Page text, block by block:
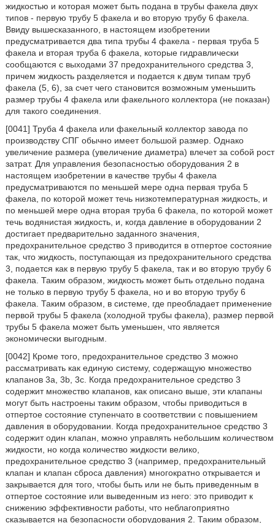
жидкостью и которая может быть подана в трубы факела двух
типов - первую трубу 5 факела и во вторую трубу 6 факела.
Ввиду вышесказанного, в настоящем изобретении
предусматривается два типа трубы 4 факела - первая труба 5
факела и вторая труба 6 факела, которые гидравлически
сообщаются с выходами 37 предохранительного средства 3,
причем жидкость разделяется и подается к двум типам труб
факела (5, 6), за счет чего становится возможным уменьшить
размер трубы 4 факела или факельного коллектора (не показан)
для такого соединения.
[0041] Труба 4 факела или факельный коллектор завода по
производству СПГ обычно имеет большой размер. Однако
увеличение размера (увеличение диаметра) влечет за собой рост
затрат. Для управления безопасностью оборудования 2 в
настоящем изобретении в качестве трубы 4 факела
предусматриваются по меньшей мере одна первая труба 5
факела, по которой может течь низкотемпературная жидкость, и
по меньшей мере одна вторая труба 6 факела, по которой может
течь водянистая жидкость, и, когда давление в оборудовании 2
достигает предварительно заданного значения,
предохранительное средство 3 приводится в отпертое состояние
так, что жидкость, поступающая из предохранительного средства
3, подается как в первую трубу 5 факела, так и во вторую трубу 6
факела. Таким образом, жидкость может быть отдельно подана
не только в первую трубу 5 факела, но и во вторую трубу 6
факела. Таким образом, в системе, где преобладает применение
первой трубы 5 факела (холодной трубы факела), размер первой
трубы 5 факела может быть уменьшен, что является
экономически выгодным.
[0042] Кроме того, предохранительное средство 3 можно
рассматривать как единую систему, содержащую множество
клапанов 3а, 3b, 3с. Когда предохранительное средство 3
содержит множество клапанов, как описано выше, эти клапаны
могут быть настроены таким образом, чтобы приводиться в
отпертое состояние ступенчато в соответствии с повышением
давления в оборудовании. Когда предохранительное средство 3
содержит один клапан, можно управлять небольшим количеством
жидкости, но когда количество жидкости велико,
предохранительное средство 3 (например, предохранительный
клапан и клапан сброса давления) многократно открывается и
закрывается для того, чтобы быть или не быть приведенным в
отпертое состояние или выведенным из него: это приводит к
снижению эффективности работы, что неблагоприятно
сказывается на безопасности оборудования 2. Таким образом,